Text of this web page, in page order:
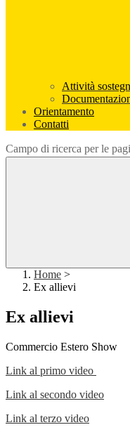
Attività
Orientamento
Contatti
Campo di ricerca per le
Home >
Ex allievi
Ex allievi
Commercio Estero Show
Link al primo video
Link al secondo video
Link al terzo video